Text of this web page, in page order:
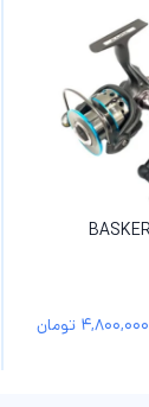
4,800,000 تومان